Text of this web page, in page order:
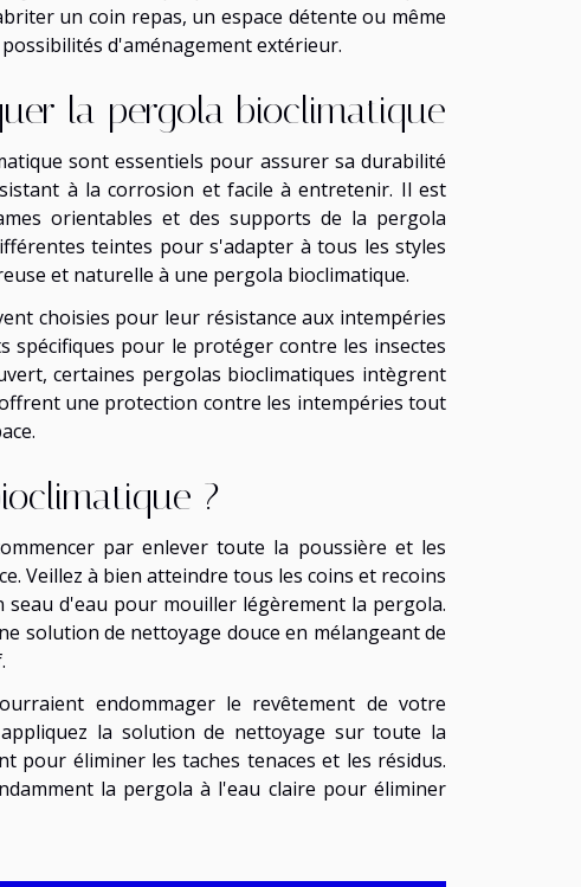
un coin repas, un espace détente ou même
d'aménagement extérieur.
la pergola bioclimatique
sont essentiels pour assurer sa durabilité
à la corrosion et facile à entretenir. Il est
orientables et des supports de la pergola
teintes pour s'adapter à tous les styles
et naturelle à une pergola bioclimatique.
choisies pour leur résistance aux intempéries
pour le protéger contre les insectes
certaines pergolas bioclimatiques intègrent
une protection contre les intempéries tout
?
par enlever toute la poussière et les
Veillez à bien atteindre tous les coins et recoins
d'eau pour mouiller légèrement la pergola.
solution de nettoyage douce en mélangeant de
endommager le revêtement de votre
la solution de nettoyage sur toute la
pour éliminer les taches tenaces et les résidus.
la pergola à l'eau claire pour éliminer